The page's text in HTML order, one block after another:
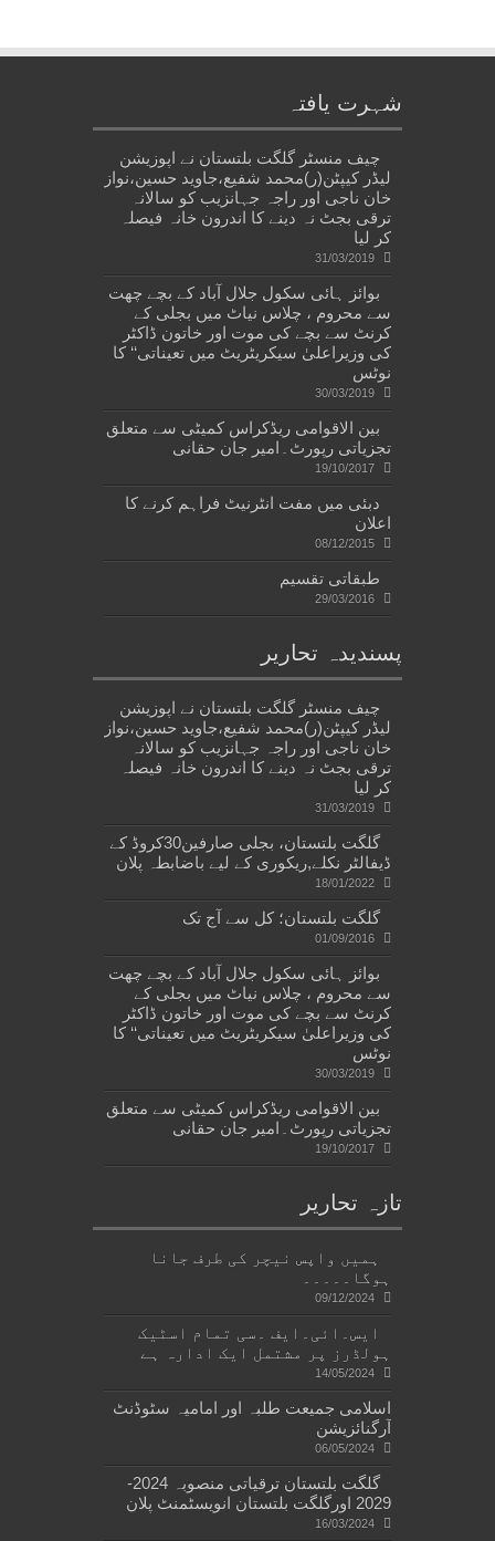
شہرت یافتہ
چیف منسٹر گلگت بلتستان نے اپوزیشن
لیڈر کیپٹن(ر)محمد شفیع،جاوید حسین،نواز
خان ناجی اور راجہ جہانزیب کو سالانہ
ترقی بجٹ نہ دینے کا اندرون خانہ فیصلہ
کر لیا
31/03/2019
بوائز ہائی سکول جلال آباد کے بچے چھت
سے محروم ، چلاس نیاٹ میں بجلی کے
کرنٹ سے بچے کی موت اور خاتون ڈاکٹر
کی وزیراعلیٰ سیکریٹریٹ میں تعیناتی‘‘ کا
نوٹس
30/03/2019
بین الاقوامی ریڈکراس کمیٹی سے متعلق
تجزیاتی رپورٹ۔امیر جان حقانی
19/10/2017
دبئی میں مفت انٹرنیٹ فراہم کرنے کا
اعلان
08/12/2015
طبقاتی تقسیم
29/03/2016
پسندیدہ تحاریر
چیف منسٹر گلگت بلتستان نے اپوزیشن
لیڈر کیپٹن(ر)محمد شفیع،جاوید حسین،نواز
خان ناجی اور راجہ جہانزیب کو سالانہ
ترقی بجٹ نہ دینے کا اندرون خانہ فیصلہ
کر لیا
31/03/2019
گلگت بلتستان، بجلی صارفین30کروڈ کے
ڈیفالٹر نکلے,ریکوری کے لیے باضابطہ پلان
18/01/2022
گلگت بلتستان؛ کل سے آج تک
01/09/2016
بوائز ہائی سکول جلال آباد کے بچے چھت
سے محروم ، چلاس نیاٹ میں بجلی کے
کرنٹ سے بچے کی موت اور خاتون ڈاکٹر
کی وزیراعلیٰ سیکریٹریٹ میں تعیناتی‘‘ کا
نوٹس
30/03/2019
بین الاقوامی ریڈکراس کمیٹی سے متعلق
تجزیاتی رپورٹ۔امیر جان حقانی
19/10/2017
تازہ تحاریر
ہمیں واپس نیچر کی طرف جانا
ہوگا۔۔۔۔۔
09/12/2024
ایس۔ائی۔ایف ۔سی تمام اسٹیک
ہولڈرز پر مشتمل ایک ادارہ ہے
14/05/2024
اسلامی جمیعت طلبہ اور امامیہ سٹوڈنٹ
آرگنائزیشن
06/05/2024
گلگت بلتستان ترقیاتی منصوبہ 2024-
2029 اورگلگت بلتستان انویسٹمنٹ پلان
16/03/2024